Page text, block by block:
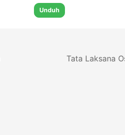
Unduh
Tata Laksana